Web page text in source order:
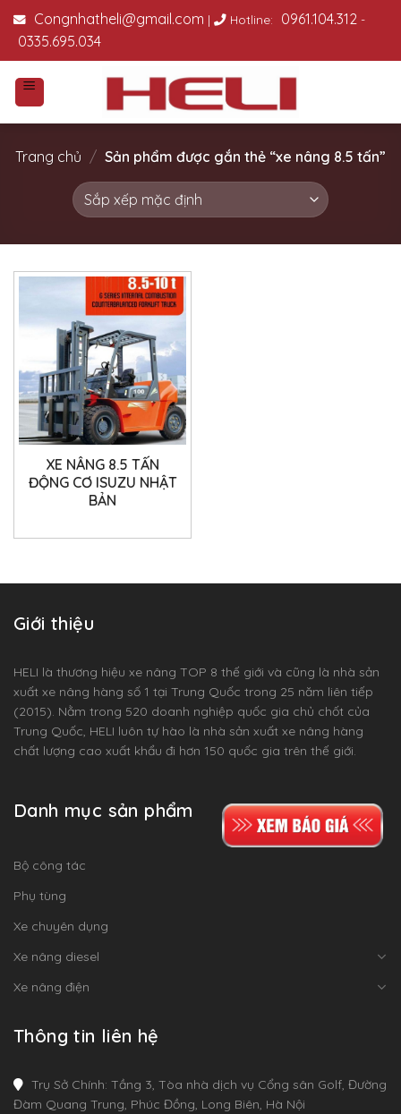
Skip Congnhatheli@gmail.com | Hotline: 0961.104.312 -
0335.695.034
Trang chủ / Sản phẩm được gắn thẻ “xe nâng 8.5 tấn”
XE NÂNG 8.5 TẤN
ĐỘNG CƠ ISUZU NHẬT
BẢN
Giới thiệu
HELI là thương hiệu xe nâng TOP 8 thế giới và cũng là nhà sản
xuất xe nâng hàng số 1 tại Trung Quốc trong 25 năm liên tiếp
(2015). Nằm trong 520 doanh nghiệp quốc gia chủ chốt của
Trung Quốc, HELI luôn tự hào là nhà sản xuất xe nâng hàng
chất lượng cao xuất khẩu đi hơn 150 quốc gia trên thế giới.
Danh mục sản phẩm
Bộ công tác
Phụ tùng
Xe chuyên dụng
Xe nâng diesel
Xe nâng điện
Thông tin liên hệ
Trụ Sở Chính: Tầng 3, Tòa nhà dịch vụ Cổng sân Golf, Đường
Đàm Quang Trung, Phúc Đồng, Long Biên, Hà Nội